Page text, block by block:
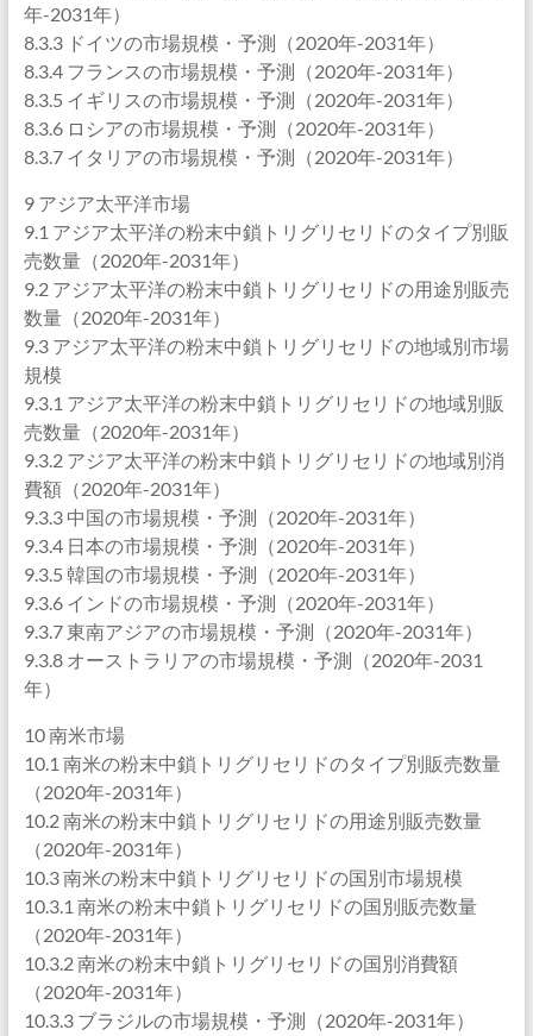
年-2031年）
8.3.3 ドイツの市場規模・予測（2020年-2031年）
8.3.4 フランスの市場規模・予測（2020年-2031年）
8.3.5 イギリスの市場規模・予測（2020年-2031年）
8.3.6 ロシアの市場規模・予測（2020年-2031年）
8.3.7 イタリアの市場規模・予測（2020年-2031年）
9 アジア太平洋市場
9.1 アジア太平洋の粉末中鎖トリグリセリドのタイプ別販
売数量（2020年-2031年）
9.2 アジア太平洋の粉末中鎖トリグリセリドの用途別販売
数量（2020年-2031年）
9.3 アジア太平洋の粉末中鎖トリグリセリドの地域別市場
規模
9.3.1 アジア太平洋の粉末中鎖トリグリセリドの地域別販
売数量（2020年-2031年）
9.3.2 アジア太平洋の粉末中鎖トリグリセリドの地域別消
費額（2020年-2031年）
9.3.3 中国の市場規模・予測（2020年-2031年）
9.3.4 日本の市場規模・予測（2020年-2031年）
9.3.5 韓国の市場規模・予測（2020年-2031年）
9.3.6 インドの市場規模・予測（2020年-2031年）
9.3.7 東南アジアの市場規模・予測（2020年-2031年）
9.3.8 オーストラリアの市場規模・予測（2020年-2031
年）
10 南米市場
10.1 南米の粉末中鎖トリグリセリドのタイプ別販売数量
（2020年-2031年）
10.2 南米の粉末中鎖トリグリセリドの用途別販売数量
（2020年-2031年）
10.3 南米の粉末中鎖トリグリセリドの国別市場規模
10.3.1 南米の粉末中鎖トリグリセリドの国別販売数量
（2020年-2031年）
10.3.2 南米の粉末中鎖トリグリセリドの国別消費額
（2020年-2031年）
10.3.3 ブラジルの市場規模・予測（2020年-2031年）